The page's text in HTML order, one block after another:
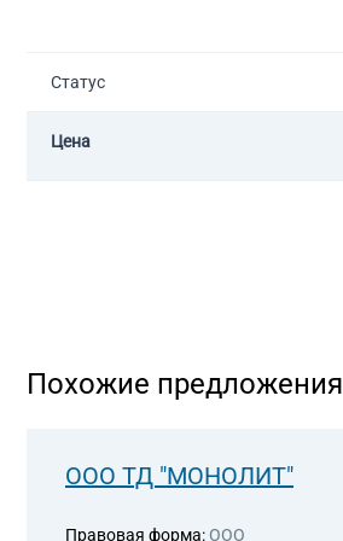
Статус
Цена
Похожие предложения
ООО ТД "МОНОЛИТ"
Правовая форма: ООО